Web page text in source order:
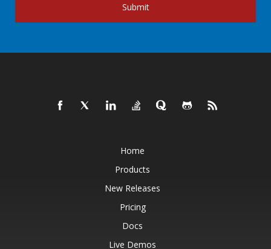
Submit
Home
Products
New Releases
Pricing
Docs
Live Demos